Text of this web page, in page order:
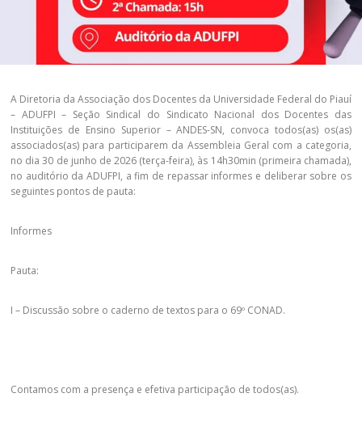
A Diretoria da Associação dos Docentes da Universidade Federal do Piauí
– ADUFPI – Seção Sindical do Sindicato Nacional dos Docentes das
Instituições de Ensino Superior – ANDES-SN, convoca todos(as) os(as)
associados(as) para participarem da Assembleia Geral com a categoria,
no dia 30 de junho de 2026 (terça-feira), às 14h30min (primeira chamada),
no auditório da ADUFPI, a fim de repassar informes e deliberar sobre os
seguintes pontos de pauta:
Informes
Pauta:
I – Discussão sobre o caderno de textos para o 69º CONAD.
Contamos com a presença e efetiva participação de todos(as).